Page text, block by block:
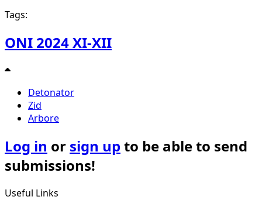
Tags:
ONI 2024 XI-XII
Detonator
Zid
Arbore
Log in or sign upto be able to send
submissions!
Useful Links